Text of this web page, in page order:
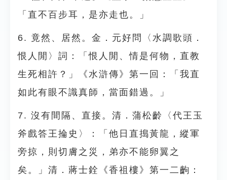
「直不百步耳，是亦走也。」
6. 竟然、居然。金．元好問〈水調歌頭．
恨人閒〉詞：「恨人閒、情是何物，直教
生死相許？」《水滸傳》第一回：「我直
如此有眼不識真師，當面錯過。」
7. 沒有間隔、直接。清．蒲松齡〈代王玉
斧戲答王掄史〉：「他日直搗黃龍，縱軍
旁掠，則切膚之災，弟亦不能卵翼之
矣。」清．蔣士銓《香祖樓》第一二齣：